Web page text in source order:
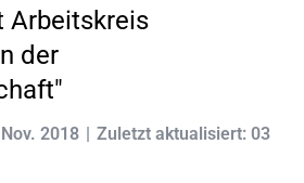
Arbeitskreis
der
2018
Zuletzt aktualisiert: 03